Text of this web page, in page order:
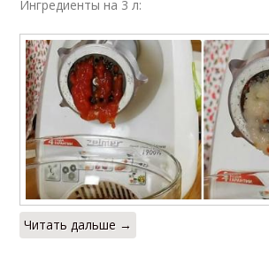
Ингредиенты на 3 л:
Читать дальше →